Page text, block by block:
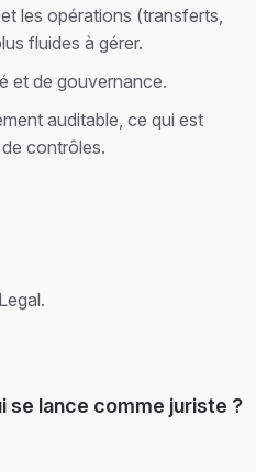
les opérations (transferts,
fluides à gérer.
et de gouvernance.
auditable, ce qui est
contrôles.
se lance comme juriste ?